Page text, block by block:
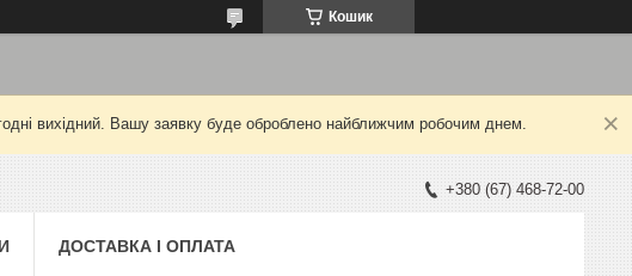
Кошик
вихідний. Вашу заявку буде оброблено найближчим робочим днем.
+380 (67) 468-72-00
ДОСТАВКА І ОПЛАТА